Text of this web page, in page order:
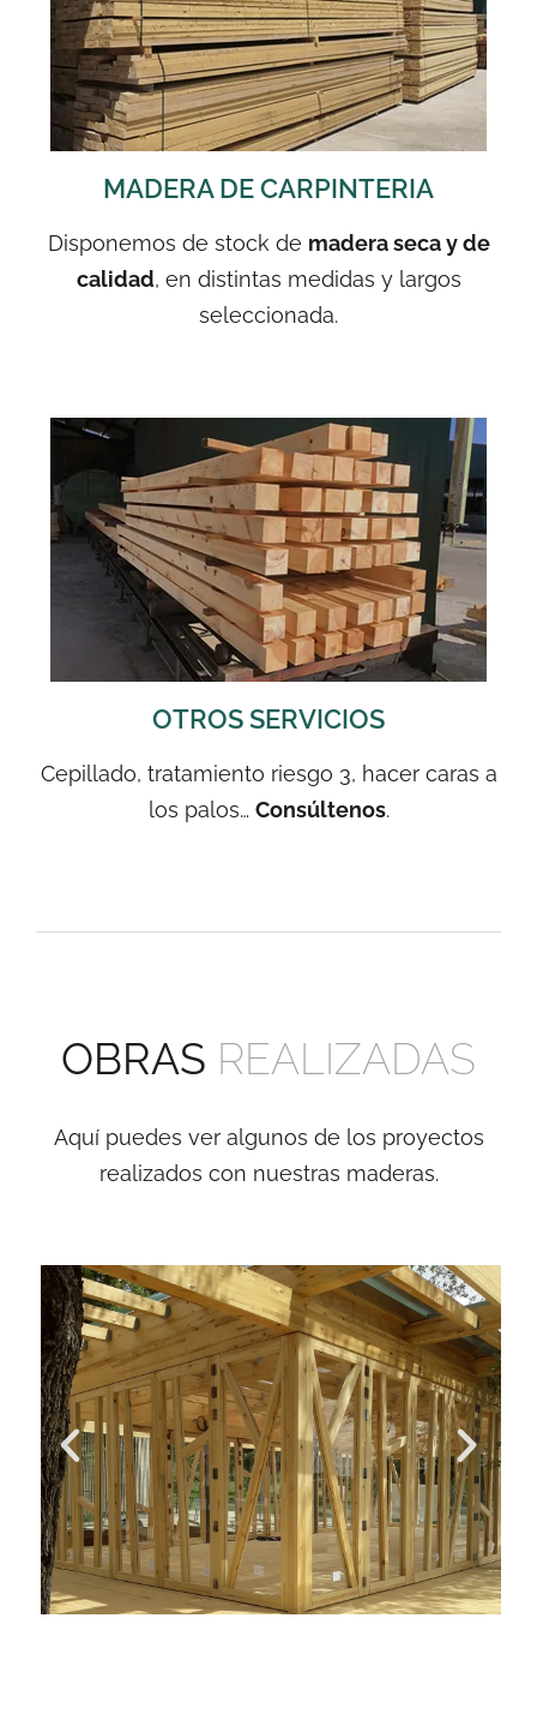
MADERA DE CARPINTERIA
Disponemos de stock de madera seca y de
calidad, en distintas medidas y largos
seleccionada.
OTROS SERVICIOS
Cepillado, tratamiento riesgo 3, hacer caras a
los palos… Consúltenos.
OBRAS REALIZADAS
Aquí puedes ver algunos de los proyectos
realizados con nuestras maderas.